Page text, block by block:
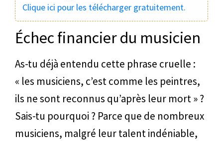
Clique ici pour les télécharger gratuitement.
Échec financier du musicien
As-tu déjà entendu cette phrase cruelle :
« les musiciens, c’est comme les peintres,
ils ne sont reconnus qu’après leur mort » ?
Sais-tu pourquoi ? Parce que de nombreux
musiciens, malgré leur talent indéniable,